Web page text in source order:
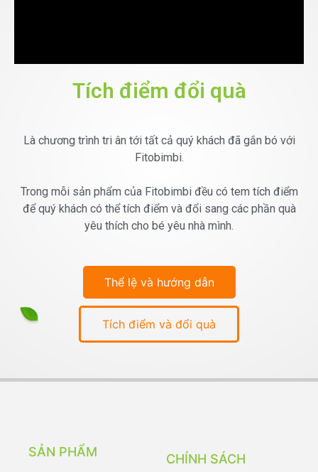
Tích điểm đổi quà
Là chương trình tri ân tới tất cả quý khách đã gắn bó với
Fitobimbi.
Trong mỗi sản phẩm của Fitobimbi đều có tem tích điểm
để quý khách có thể tích điểm và đổi sang các phần quà
yêu thích cho bé yêu nhà mình.
Thể lệ và hướng dẫn
Tích điểm và đổi quà
SẢN PHẨM CHÍNH SÁCH